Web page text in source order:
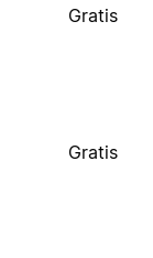
Gratis
Gratis